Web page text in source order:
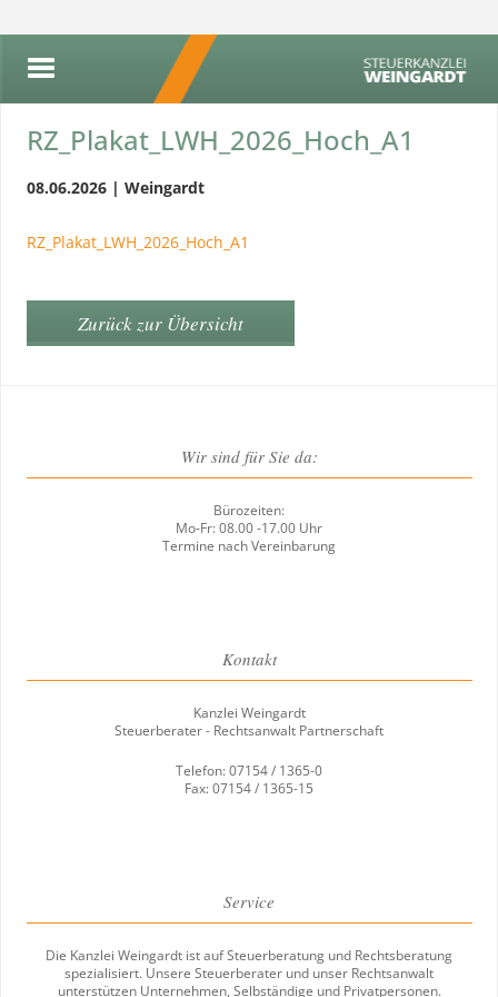
RZ_Plakat_LWH_2026_Hoch_A1
08.06.2026 | Weingardt
RZ_Plakat_LWH_2026_Hoch_A1
Zurück zur Übersicht
Wir sind für Sie da:
Bürozeiten:
Mo-Fr: 08.00 -17.00 Uhr
Termine nach Vereinbarung
Kontakt
Kanzlei Weingardt
Steuerberater - Rechtsanwalt Partnerschaft
Telefon: 07154 / 1365-0
Fax: 07154 / 1365-15
Service
Die Kanzlei Weingardt ist auf Steuerberatung und Rechtsberatung
spezialisiert. Unsere Steuerberater und unser Rechtsanwalt
unterstützen Unternehmen, Selbständige und Privatpersonen.